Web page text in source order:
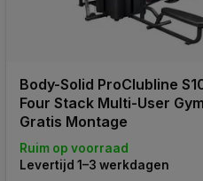
Body-Solid ProClubline
Four Stack Multi-User
Gratis Montage
Ruim op voorraad
Levertijd 1–3 werkdagen